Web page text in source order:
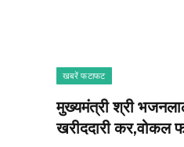
खबरें फटाफट
मुख्यमंत्री श्री
खरीददारी कर,वोकल